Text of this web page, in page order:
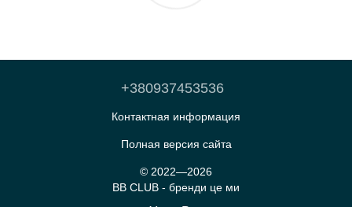
+380937453536
Контактная информация
Полная версия сайта
© 2022—2026
BB CLUB - бренди це ми